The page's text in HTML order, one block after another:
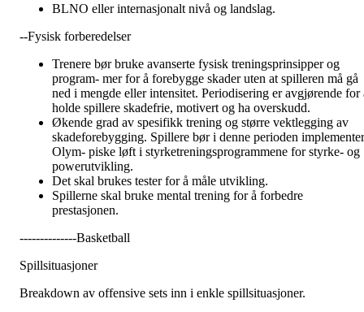
BLNO eller internasjonalt nivå og landslag.
--Fysisk forberedelser
Trenere bør bruke avanserte fysisk treningsprinsipper og
program- mer for å forebygge skader uten at spilleren må gå
ned i mengde eller intensitet. Periodisering er avgjørende for
holde spillere skadefrie, motivert og ha overskudd.
Økende grad av spesifikk trening og større vektlegging av
skadeforebygging. Spillere bør i denne perioden
Olym- piske løft i styrketreningsprogrammene for styrke- og
powerutvikling.
Det skal brukes tester for å måle utvikling.
Spillerne skal bruke mental trening for å forbedre
prestasjonen.
--------------Basketball
Spillsituasjoner
Breakdown av offensive sets inn i enkle spillsituasjoner.